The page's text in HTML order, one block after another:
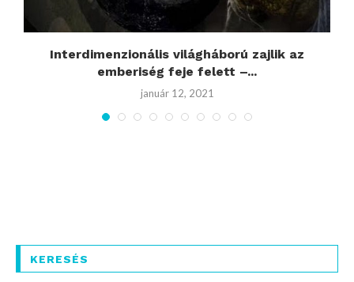
Interdimenzionális világháború zajlik az
emberiség feje felett –...
január 12, 2021
KERESÉS